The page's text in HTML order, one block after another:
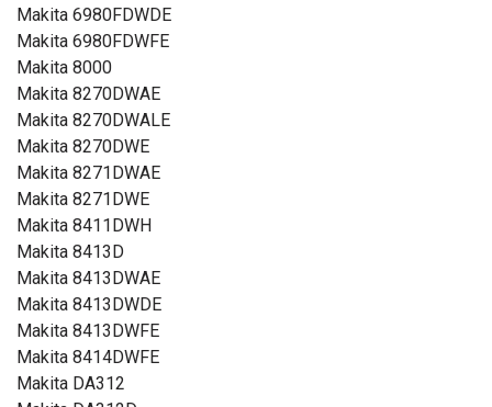
Makita 6980FDWDE
Makita 6980FDWFE
Makita 8000
Makita 8270DWAE
Makita 8270DWALE
Makita 8270DWE
Makita 8271DWAE
Makita 8271DWE
Makita 8411DWH
Makita 8413D
Makita 8413DWAE
Makita 8413DWDE
Makita 8413DWFE
Makita 8414DWFE
Makita DA312